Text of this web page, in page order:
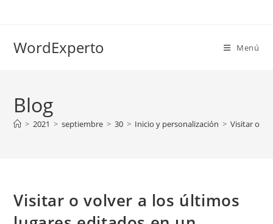
WordExperto Menú
Blog
> 2021 > septiembre > 30 > Inicio y personalización > Visitar o
Visitar o volver a los últimos